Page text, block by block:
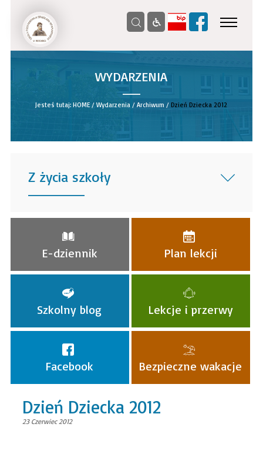
WYDARZENIA
__
Jesteś tutaj:HOME/Wydarzenia /Archiwum /Dzień Dziecka 2012
Z życia szkoły
______
E-dziennik Plan lekcji
Szkolny blog Lekcje i przerwy
Facebook Bezpieczne wakacje
Dzień Dziecka 2012
23 Czerwiec 2012